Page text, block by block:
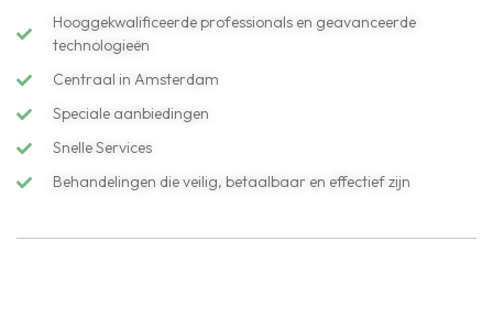
Hooggekwalificeerde professionals en geavanceerde
technologieën
Centraal in Amsterdam
Speciale aanbiedingen
Snelle Services
Behandelingen die veilig, betaalbaar en effectief zijn